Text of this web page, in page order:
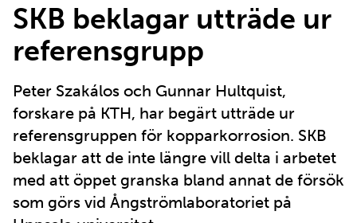
SKB beklagar utträde ur
referensgrupp
Peter Szakálos och Gunnar Hultquist,
forskare på KTH, har begärt utträde ur
referensgruppen för kopparkorrosion. SKB
beklagar att de inte längre vill delta i arbetet
med att öppet granska bland annat de försök
som görs vid Ångströmlaboratoriet på